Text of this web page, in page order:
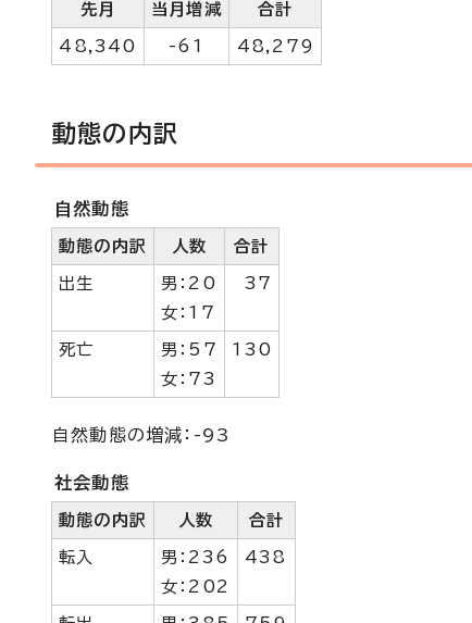
先月 当月増減 合計
48,340 -61 48,279
動態の内訳
自然動態
動態の内訳 人数 合計
出生
男：20
女：17
37
死亡
男：57
女：73
130
自然動態の増減：-93
社会動態
動態の内訳 人数 合計
転入
男：236
女：202
438